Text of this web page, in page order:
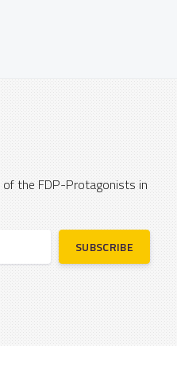
the FDP-Protagonists in
SUBSCRIBE